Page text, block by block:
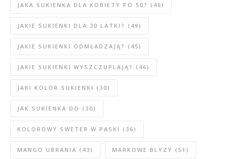
JAKA SUKIENKA DLA KOBIETY PO 50? (46)
JAKIE SUKIENKI DLA 30 LATKI? (49)
JAKIE SUKIENKI ODMŁADZAJĄ? (45)
JAKIE SUKIENKI WYSZCZUPLAJĄ? (46)
JAKI KOLOR SUKIENKI (30)
JAK SUKIENKA DO (30)
KOLOROWY SWETER W PASKI (36)
MANGO UBRANIA (43) MARKOWE BLYZY (51)